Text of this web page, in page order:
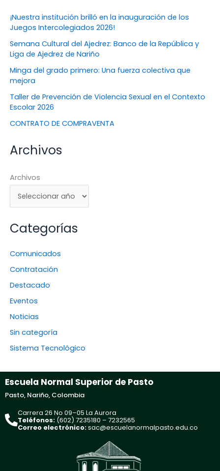
¡Nuestra institución brilló en la inauguración de los
Juegos Intercolegiados 2026!
Semana Cultural del Ajedrez: Banco de la República y
Liga de Ajedrez de Nariño
Minga del grado primero: Una fuerza colectiva que
mejora
Taller de Prevención de Violencia Sexual en el Contexto
Escolar 2026
CONTRATO DE COMPRAVENTA
Archivos
Archivos
Categorías
Comunicados
Contratación
Destacado
Eventos
Noticias
Sin categoría
Sistema Tecnológico
Escuela Normal Superior de Pasto
Pasto, Nariño, Colombia
Carrera 26 No 09–05 La Aurora
Teléfonos: (602) 7235180 – 7232565
Correo electrónico:sac@escuelanormalpasto.edu.co